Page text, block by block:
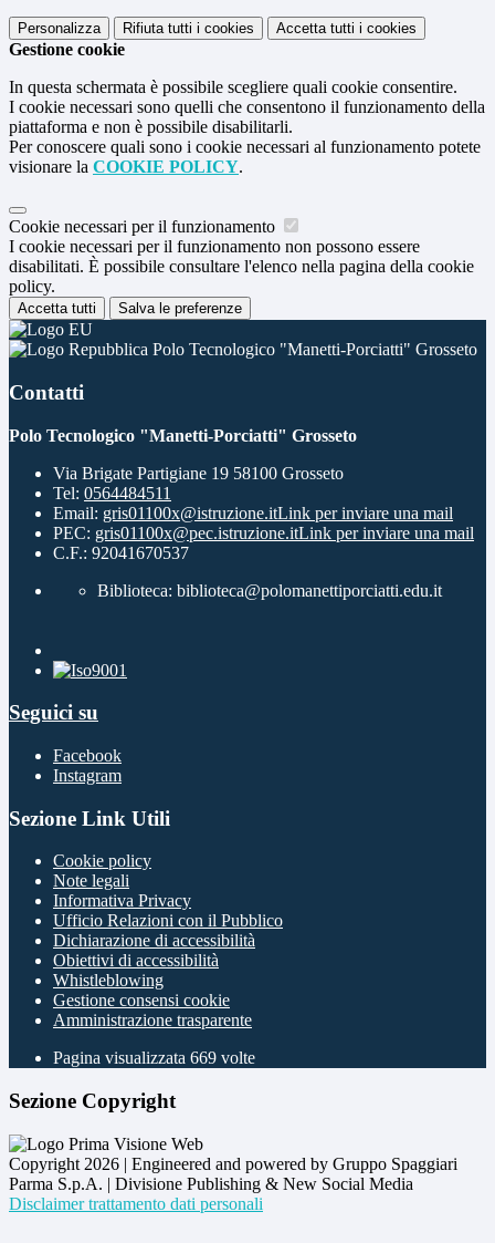
Personalizza Rifiuta tutti i cookies Accetta tutti i cookies
Gestione cookie
In questa schermata è possibile scegliere quali cookie consentire.
I cookie necessari sono quelli che consentono il funzionamento della
piattaforma e non è possibile disabilitarli.
Per conoscere quali sono i cookie necessari al funzionamento potete
visionare la COOKIE POLICY.
Cookie necessari per il funzionamento
I cookie necessari per il funzionamento non possono essere
disabilitati. È possibile consultare l'elenco nella pagina della cookie
policy.
Accetta tutti Salva le preferenze
Polo Tecnologico "Manetti-Porciatti" Grosseto
Contatti
Polo Tecnologico "Manetti-Porciatti" Grosseto
Via Brigate Partigiane 19 58100 Grosseto
Tel: 0564484511
Email: gris01100x@istruzione.itLink per inviare una mail
PEC: gris01100x@pec.istruzione.itLink per inviare una mail
C.F.: 92041670537
Biblioteca: biblioteca@polomanettiporciatti.edu.it
Seguici su
Facebook
Instagram
Sezione Link Utili
Cookie policy
Note legali
Informativa Privacy
Ufficio Relazioni con il Pubblico
Dichiarazione di accessibilità
Obiettivi di accessibilità
Whistleblowing
Gestione consensi cookie
Amministrazione trasparente
Pagina visualizzata 669 volte
Sezione Copyright
Copyright 2026 | Engineered and powered by Gruppo Spaggiari
Parma S.p.A. | Divisione Publishing & New Social Media
Disclaimer trattamento dati personali